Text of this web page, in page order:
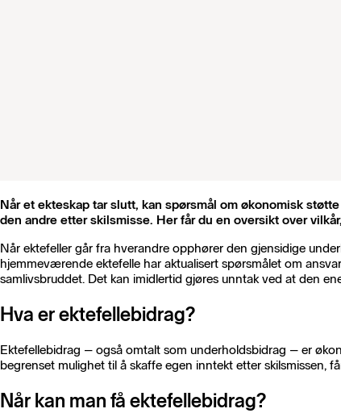
Når et ekteskap tar slutt, kan spørsmål om økonomisk
den andre etter skilsmisse. Her får du en oversikt over
Når ektefeller går fra hverandre opphører den gjensidige
hjemmeværende ektefelle har aktualisert spørsmålet om
samlivsbruddet. Det kan imidlertid gjøres unntak ved at den
Hva er ektefellebidrag?
Ektefellebidrag – også omtalt som underholdsbidrag – er
begrenset mulighet til å skaffe egen inntekt etter skilsmissen,
Når kan man få ektefellebidrag?